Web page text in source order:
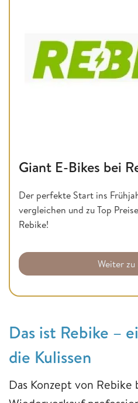
Giant E-Bikes bei
Der perfekte Start ins
vergleichen und zu Top
Rebike!
Weiter zu
Das ist Rebike –
die Kulissen
Das Konzept von Rebike